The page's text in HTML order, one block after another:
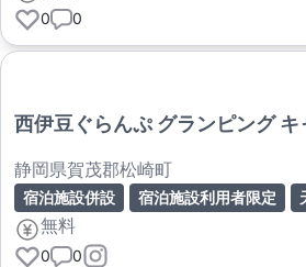
0 0
西伊豆ぐらんぷ グランピング キ
静岡県賀茂郡松崎町
宿泊施設併設 宿泊施設利用者限定
無料
0 0